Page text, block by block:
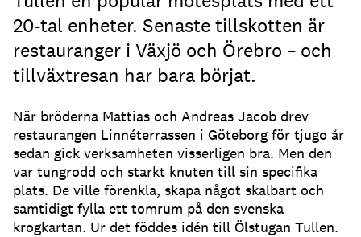
20-tal enheter. Senaste tillskotten är
restauranger i Växjö och Örebro – och
tillväxtresan har bara börjat.
När bröderna Mattias och Andreas Jacob drev
restaurangen Linnéterrassen i Göteborg för tjugo år
sedan gick verksamheten visserligen bra. Men den
var tungrodd och starkt knuten till sin specifika
plats. De ville förenkla, skapa något skalbart och
samtidigt fylla ett tomrum på den svenska
krogkartan. Ur det föddes idén till Ölstugan Tullen.